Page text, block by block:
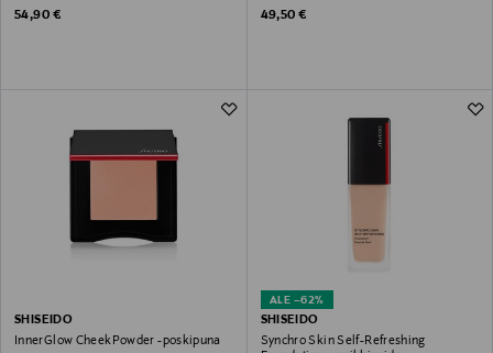
Original Price
54,90 €
Original Price
49,50 €
SHISEIDO
InnerGlow CheekPowder -poskipuna
ALE –62%
SHISEIDO
Synchro Skin Self-Refreshing